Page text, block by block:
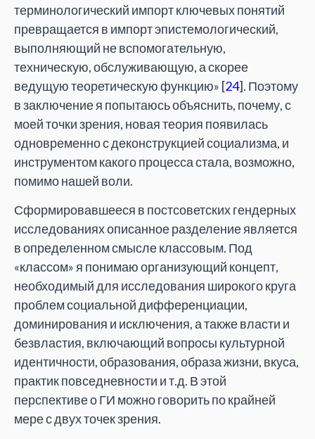
терминологический импорт ключевых понятий
превращается в импорт эпистемологический,
выполняющий не вспомогательную,
техническую, обслуживающую, а скорее
ведущую теоретическую функцию» [24]. Поэтому
в заключение я попытаюсь объяснить, почему, с
моей точки зрения, новая теория появилась
одновременно с деконструкцией социализма, и
инструментом какого процесса стала, возможно,
помимо нашей воли.
Сформировавшееся в постсоветских гендерных
исследованиях описанное разделение является
в определенном смысле классовым. Под
«классом» я понимаю организующий концепт,
необходимый для исследования широкого круга
проблем социальной дифференциации,
доминирования и исключения, а также власти и
безвластия, включающий вопросы культурной
идентичности, образования, образа жизни, вкуса,
практик повседневности и т.д. В этой
перспективе о ГИ можно говорить по крайней
мере с двух точек зрения.